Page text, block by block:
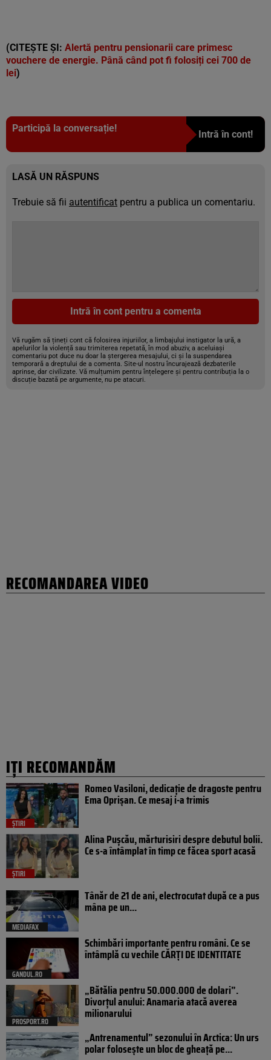
(CITEȘTE ȘI: Alertă pentru pensionarii care primesc
vouchere de energie. Până când pot fi folosiți cei 700 de
lei)
Participă la conversație!
Intră în cont!
LASĂ UN RĂSPUNS
Trebuie să fii autentificat pentru a publica un comentariu.
Intră în cont pentru a comenta
Vă rugăm să țineți cont că folosirea injuriilor, a limbajului instigator la ură, a
apelurilor la violență sau trimiterea repetată, în mod abuziv, a aceluiași
comentariu pot duce nu doar la ștergerea mesajului, ci și la suspendarea
temporară a dreptului de a comenta. Site-ul nostru încurajează dezbaterile
aprinse, dar civilizate. Vă mulțumim pentru înțelegere și pentru contribuția la o
discuție bazată pe argumente, nu pe atacuri.
RECOMANDAREA VIDEO
IȚI RECOMANDĂM
ȘTIRI
Romeo Vasiloni, dedicație de dragoste pentru
Ema Oprișan. Ce mesaj i-a trimis
ȘTIRI
Alina Pușcău, mărturisiri despre debutul bolii.
Ce s-a întâmplat în timp ce făcea sport acasă
MEDIAFAX
Tânăr de 21 de ani, electrocutat după ce a pus
mâna pe un...
GANDUL.RO
Schimbări importante pentru români. Ce se
întâmplă cu vechile CĂRȚI DE IDENTITATE
PROSPORT.RO
„Bătălia pentru 50.000.000 de dolari”.
Divorțul anului: Anamaria atacă averea
milionarului
„Antrenamentul” sezonului în Arctica: Un urs
polar folosește un bloc de gheață pe...